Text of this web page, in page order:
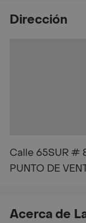
Dirección
Calle 65SUR #
PUNTO DE
Acerca de